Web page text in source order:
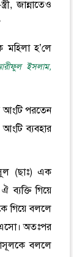
জান্নাতেও
মহিলা হ’লে
ইসলাম,
আংটি পরতেন
ব্যবহার
(ছাঃ) এক
ব্যক্তি গিয়ে
গিয়ে বললে
এসো। অতঃপর
বললে